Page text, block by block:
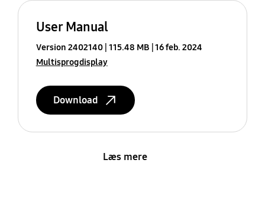
User Manual
Version 2402140 115.48 MB 16 feb. 2024
Multisprogdisplay
Download
Læs mere